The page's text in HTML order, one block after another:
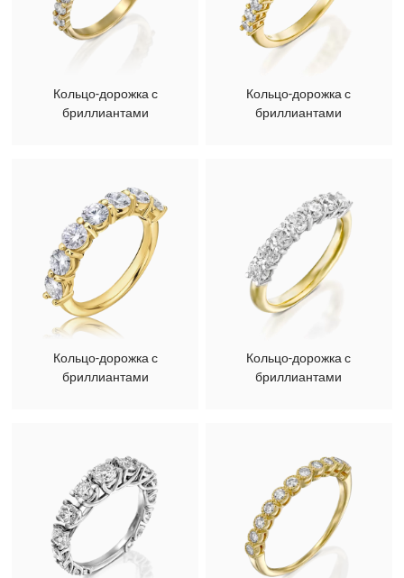
Кольцо-дорожка с
бриллиантами
Кольцо-дорожка с
бриллиантами
Кольцо-дорожка с
бриллиантами
Кольцо-дорожка с
бриллиантами